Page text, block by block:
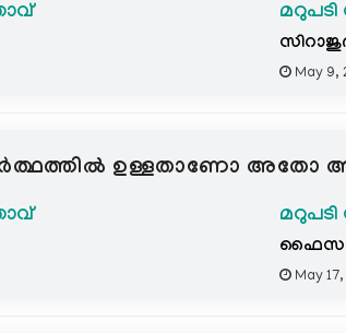
May 9,
ഉള്ളതാണോ അതോ
ഫൈസല്‍
May